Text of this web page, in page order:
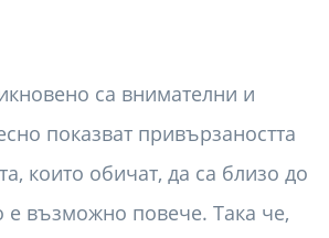
са внимателни и
показват привързаността
които обичат, да са близо до
е възможно повече. Така че,